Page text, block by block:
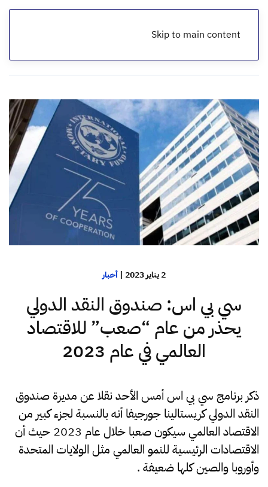
Skip to main content
الرئيسية
2 يناير 2023 | أخبار
سي بي اس: صندوق النقد الدولي
يحذر من عام “صعب” للاقتصاد
العالمي في عام 2023
ذكر برنامج سي بي اس أمس الأحد نقلا عن مديرة صندوق
النقد الدولي كريستالينا جورجيفا أنه بالنسبة لجزء كبير من
الاقتصاد العالمي سيكون صعبا خلال عام 2023 حيث أن
الاقتصادات الرئيسية للنمو العالمي مثل الولايات المتحدة
وأوروبا والصين كلها ضعيفة .